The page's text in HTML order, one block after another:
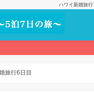
ハワイ新婚旅
旅行6日目